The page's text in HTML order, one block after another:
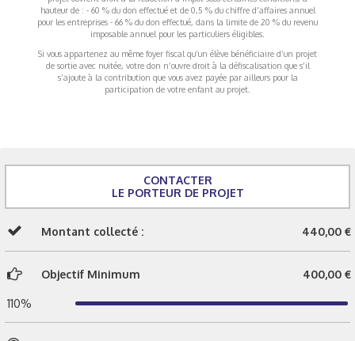
hauteur de : - 60 % du don effectué et de 0,5 % du chiffre d’affaires annuel
pour les entreprises - 66 % du don effectué, dans la limite de 20 % du revenu
imposable annuel pour les particuliers éligibles.
Si vous appartenez au même foyer fiscal qu’un élève bénéficiaire d’un projet
de sortie avec nuitée, votre don n’ouvre droit à la défiscalisation que s’il
s’ajoute à la contribution que vous avez payée par ailleurs pour la
participation de votre enfant au projet.
CONTACTER
LE PORTEUR DE PROJET
Montant collecté : 440,00 €
Objectif Minimum 400,00 €
110%